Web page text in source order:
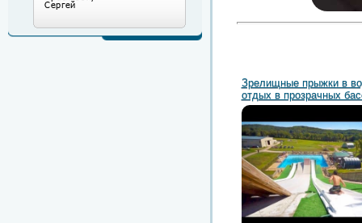
Зрелищные прыжки в
отдых в прозрачных